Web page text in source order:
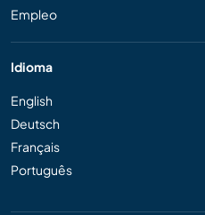
Empleo
Idioma
English
Deutsch
Français
Português